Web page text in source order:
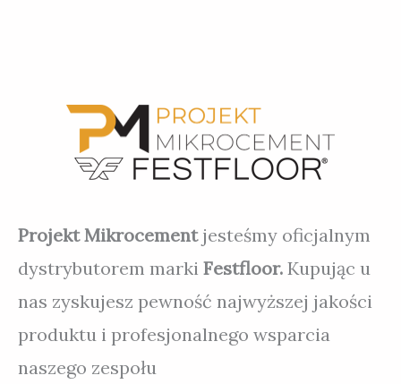
Projekt Mikrocement jesteśmy oficjalnym
dystrybutorem marki Festfloor. Kupując u
nas zyskujesz pewność najwyższej jakości
produktu i profesjonalnego wsparcia
naszego zespołu